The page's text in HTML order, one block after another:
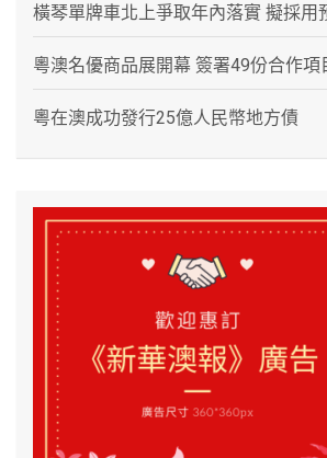
橫琴單牌車北上爭取年內落實 擬採用
粵澳名優商品展開幕 簽署49份合作項
粵在澳成功發行25億人民幣地方債